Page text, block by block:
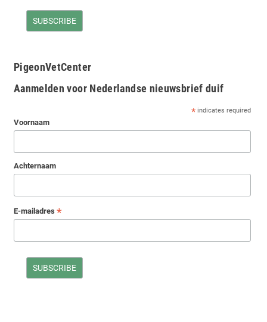
PigeonVetCenter
Aanmelden voor Nederlandse nieuwsbrief duif
* indicates required
Voornaam
Achternaam
E-mailadres *